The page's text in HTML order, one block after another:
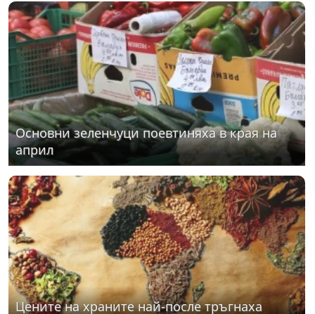
Основни зеленчуци поевтиняха в края на
април
Цените на храните най-после тръгнаха